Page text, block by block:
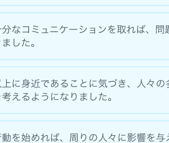
なコミュニケーションを取れば、
した。
に身近であることに気づき、人々
えるようになりました。
を始めれば、周りの人々に影響を